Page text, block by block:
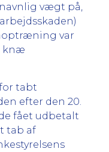
vægt på,
var
knæ
tabt
efter den 20.
fået udbetalt
tab af